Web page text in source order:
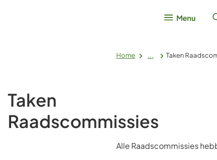
Menu
Home ... Taken
Taken
Raadscommissies
Alle Raadscommissies